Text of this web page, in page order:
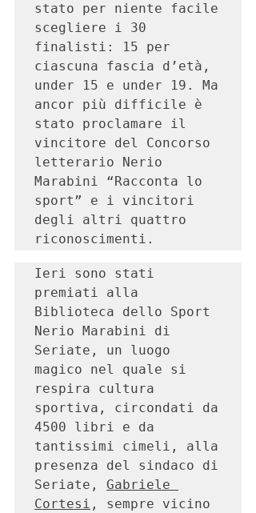
stato per niente facile
scegliere i 30
finalisti: 15 per
ciascuna fascia d’età,
under 15 e under 19. Ma
ancor più difficile è
stato proclamare il
vincitore del Concorso
letterario Nerio
Marabini “Racconta lo
sport” e i vincitori
degli altri quattro
riconoscimenti.
Ieri sono stati
premiati alla
Biblioteca dello Sport
Nerio Marabini di
Seriate, un luogo
magico nel quale si
respira cultura
sportiva, circondati da
4500 libri e da
tantissimi cimeli, alla
presenza del sindaco di
Seriate, Gabriele
Cortesi , sempre vicino